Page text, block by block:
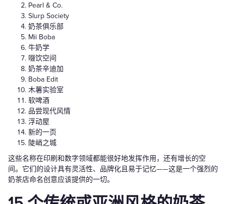
Pearl & Co.
Slurp Society
奶茶俱乐部
Mii Boba
牛奶学
啜饮空间
奶茶辛迪加
Boba Edit
木薯实验室
软啤酒
品尝现代风情
浮动屋
新的一页
陡峭之城
这些名称在印刷和数字领域都能很好地发挥作用，还有增长的空
间。它们的设计具有灵活性、品牌化且易于记忆——这是一个强烈的
奶茶店命名创意应该提供的一切。